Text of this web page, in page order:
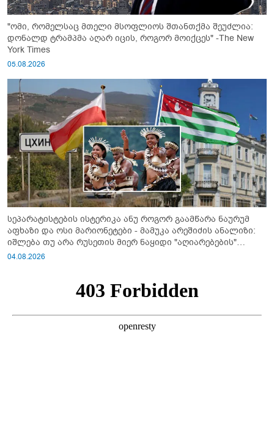
"ომი, რომელსაც მთელი მსოფლიოს შთანთქმა შეუძლია:
დონალდ ტრამპმა აღარ იცის, როგორ მოიქცეს" -The New
York Times
05.08.2026
სეპარატისტების ისტერიკა ანუ როგორ გაამწარა ნაურუმ
აფხაზი და ოსი მარიონეტები - მამუკა არეშიძის ანალიზი:
იშლება თუ არა რუსეთის მიერ ნაყიდი "აღიარებების"
სისტემა?!
04.08.2026